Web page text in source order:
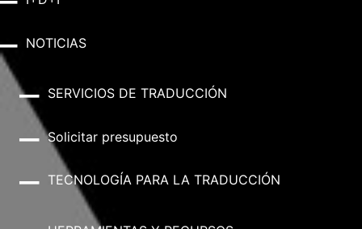
NOTICIAS
SERVICIOS DE TRADUCCIÓN
Solicitar presupuesto
TECNOLOGÍA PARA LA TRADUCCIÓN